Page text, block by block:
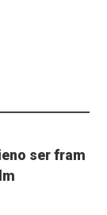
ser fram